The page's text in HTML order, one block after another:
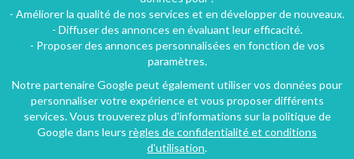
- Améliorer la qualité de nos services et en développer de nouveaux.
- Diffuser des annonces en évaluant leur efficacité.
- Proposer des annonces personnalisées en fonction de vos
paramètres.
Notre partenaire Google peut également utiliser vos données pour
personnaliser votre expérience et vous proposer différents
services. Vous trouverez plus d'informations sur la politique de
Google dans leurs règles de confidentialité et conditions
d'utilisation.
Conditions générales d'utilisation- Politique de confidentialité
Copyright © 2009 ‐ 2026 Vivaweek ‐ Tous droits réservés ‐
Dernière mise à jour du site : 09 août 2026